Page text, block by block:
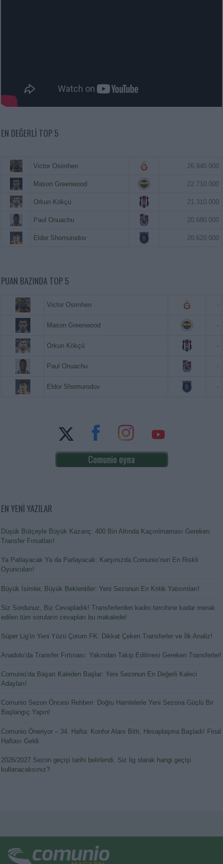
EN DEĞERLI TOP 5
Victor Osimhen 26.940.000
Mason Greenwood 22.710.000
Orkun Kökçü 21.310.000
Paul Onuachu 20.680.000
Eldor Shomurodov 20.620.000
PUAN BAZINDA TOP 5
Victor Osimhen -
Mason Greenwood -
Orkun Kökçü -
Paul Onuachu -
Eldor Shomurodov -
Comunio oyna
EN YENİ YAZILAR
Düşük Bütçeyle Büyük Kazanç: 400 Bin Altında Kaçırılmaması Gereken
Transfer Fırsatları!
Ya Patlayacak Ya da Parlayacak: Karşınızda Comunio’nun En Riskli
Oyuncuları!
Büyük İsimler, Büyük Beklentiler: Yeni Sezonun En Kritik Yatırımları!
Siz Sordunuz, Biz Cevapladık! Transferlerden kadro tercihine kadar merak
edilen tüm soruların cevapları bu makalede!
Süper Lig’in Yeni Yüzü Çorum FK: Dikkat Çeken Transferler ve İlk Analiz!
Anadolu’da Transfer Fırtınası: Yakından Takip Edilmesi Gereken Transferler!
Comunio’da Başarı Kaleden Başlar: Yeni Sezonun En Değerli Kaleci
Adayları!
Comunio Sezon Öncesi Rehberi: Doğru Hamlelerle Yeni Sezona Güçlü Bir
Başlangıç Yapın!
Comunio Öneriyor – 34. Hafta: Konfor Alanı Bitti, Hesaplaşma Başladı! Final
Haftası Geldi
2026/2027 Sezon geçişi tarihi belirlendi. Siz lig olarak hangi geçişi
kullanacaksınız?